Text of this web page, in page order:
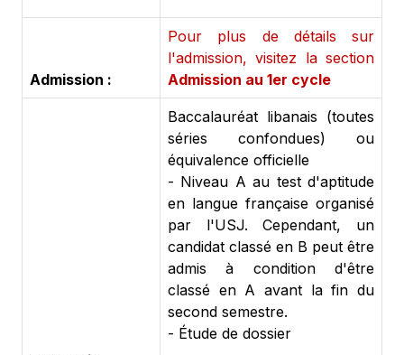
Admission :
Pour plus de détails sur
l'admission, visitez la section
Admission au 1er cycle
Baccalauréat libanais (toutes
séries confondues) ou
équivalence officielle
- Niveau A au test d'aptitude
en langue française organisé
par l'USJ. Cependant, un
candidat classé en B peut être
admis à condition d'être
classé en A avant la fin du
second semestre.
- Étude de dossier